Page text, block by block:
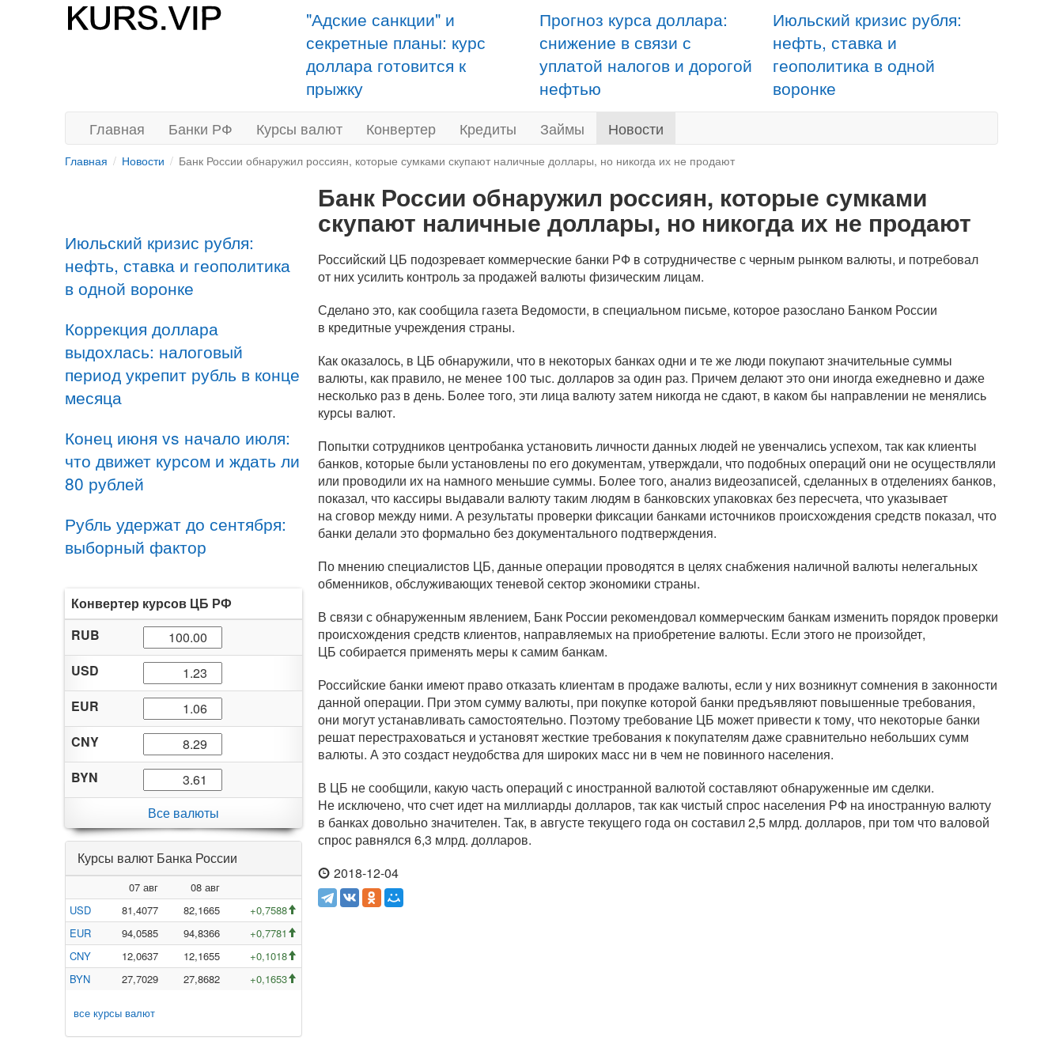
"Адские санкции" и
секретные планы: курс
доллара готовится к
прыжку
Прогноз курса доллара:
снижение в связи с
уплатой налогов и дорогой
нефтью
Июльский кризис рубля:
нефть, ставка и
геополитика в одной
воронке
Главная Банки РФ Курсы валют Конвертер Кредиты Займы Новости
Главная Новости Банк России обнаружил россиян, которые сумками скупают наличные доллары, но никогда их не продают
Июльский кризис рубля:
нефть, ставка и геополитика
в одной воронке
Коррекция доллара
выдохлась: налоговый
период укрепит рубль в конце
месяца
Конец июня vs начало июля:
что движет курсом и ждать ли
80 рублей
Рубль удержат до сентября:
выборный фактор
Конвертер курсов ЦБ РФ
RUB
USD
EUR
CNY
BYN
Все валюты
Курсы валют Банка России
07 авг
08 авг
USD
81,4077 82,1665
+0,7588
EUR
94,0585 94,8366
+0,7781
CNY
12,0637 12,1655
+0,1018
BYN
27,7029 27,8682 +0,1653
все курсы валют
Банк России обнаружил россиян, которые сумками
скупают наличные доллары, но никогда их не продают
Российский ЦБ подозревает коммерческие банки РФ в сотрудничестве с черным рынком валюты, и потребовал
от них усилить контроль за продажей валюты физическим лицам.
Сделано это, как сообщила газета Ведомости, в специальном письме, которое разослано Банком России
в кредитные учреждения страны.
Как оказалось, в ЦБ обнаружили, что в некоторых банках одни и те же люди покупают значительные суммы
валюты, как правило, не менее 100 тыс. долларов за один раз. Причем делают это они иногда ежедневно и даже
несколько раз в день. Более того, эти лица валюту затем никогда не сдают, в каком бы направлении не менялись
курсы валют.
Попытки сотрудников центробанка установить личности данных людей не увенчались успехом, так как клиенты
банков, которые были установлены по его документам, утверждали, что подобных операций они не осуществляли
или проводили их на намного меньшие суммы. Более того, анализ видеозаписей, сделанных в отделениях банков,
показал, что кассиры выдавали валюту таким людям в банковских упаковках без пересчета, что указывает
на сговор между ними. А результаты проверки фиксации банками источников происхождения средств показал, что
банки делали это формально без документального подтверждения.
По мнению специалистов ЦБ, данные операции проводятся в целях снабжения наличной валюты нелегальных
обменников, обслуживающих теневой сектор экономики страны.
В связи с обнаруженным явлением, Банк России рекомендовал коммерческим банкам изменить порядок проверки
происхождения средств клиентов, направляемых на приобретение валюты. Если этого не произойдет,
ЦБ собирается применять меры к самим банкам.
Российские банки имеют право отказать клиентам в продаже валюты, если у них возникнут сомнения в законности
данной операции. При этом сумму валюты, при покупке которой банки предъявляют повышенные требования,
они могут устанавливать самостоятельно. Поэтому требование ЦБ может привести к тому, что некоторые банки
решат перестраховаться и установят жесткие требования к покупателям даже сравнительно небольших сумм
валюты. А это создаст неудобства для широких масс ни в чем не повинного населения.
В ЦБ не сообщили, какую часть операций с иностранной валютой составляют обнаруженные им сделки.
Не исключено, что счет идет на миллиарды долларов, так как чистый спрос населения РФ на иностранную валюту
в банках довольно значителен. Так, в августе текущего года он составил 2,5 млрд. долларов, при том что валовой
спрос равнялся 6,3 млрд. долларов.
2018-12-04